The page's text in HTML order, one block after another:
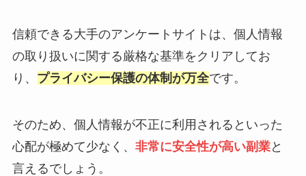
信頼できる大手のアンケートサイトは、個人情報
の取り扱いに関する厳格な基準をクリアしてお
り、 プライバシー保護の体制が万全です。
そのため、個人情報が不正に利用されるといった
心配が極めて少なく、 非常に安全性が高い副業と
言えるでしょう。